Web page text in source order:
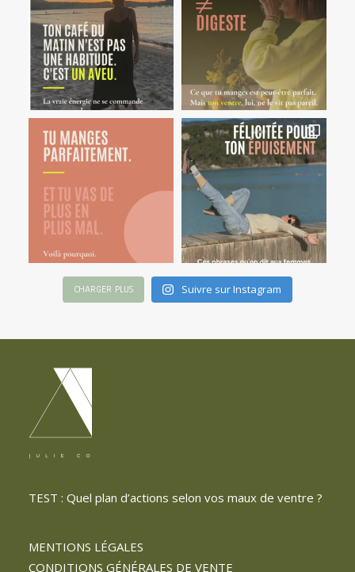
CHARGER PLUS Suivre sur Instagram
TEST : Quel plan d’actions selon vos maux de ventre ?
MENTIONS LÉGALES
CONDITIONS GÉNÉRALES DE VENTE